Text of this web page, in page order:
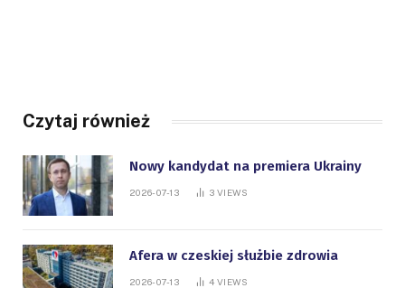
Czytaj również
Nowy kandydat na premiera Ukrainy
2026-07-13 3 VIEWS
Afera w czeskiej służbie zdrowia
2026-07-13 4 VIEWS